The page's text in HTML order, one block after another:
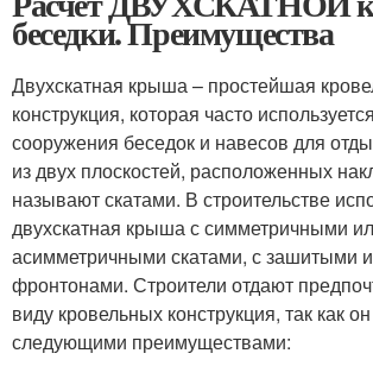
беседки. Преимущества
Двухскатная крыша – простейшая
конструкция, которая часто
сооружения беседок и навесов для
из двух плоскостей, расположенных
называют скатами. В строительстве
двухскатная крыша с симметричными
асимметричными скатами, с зашитыми
фронтонами. Строители отдают
виду кровельных конструкция, так как
следующими преимуществами: